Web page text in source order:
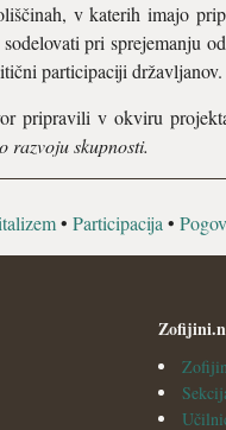
v katerih imajo
pri sprejemanju
participaciji državljanov.
pripravili v okviru
razvoju skupnosti.
• Participacija •